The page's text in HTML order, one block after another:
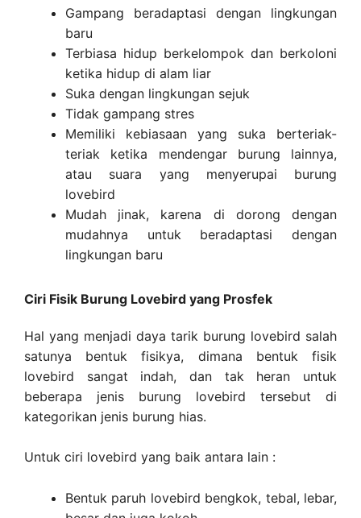
Gampang beradaptasi dengan lingkungan
baru
Terbiasa hidup berkelompok dan berkoloni
ketika hidup di alam liar
Suka dengan lingkungan sejuk
Tidak gampang stres
Memiliki kebiasaan yang suka berteriak-
teriak ketika mendengar burung lainnya,
atau suara yang menyerupai burung
lovebird
Mudah jinak, karena di dorong dengan
mudahnya untuk beradaptasi dengan
lingkungan baru
Ciri Fisik Burung Lovebird yang Prosfek
Hal yang menjadi daya tarik burung lovebird salah
satunya bentuk fisikya, dimana bentuk fisik
lovebird sangat indah, dan tak heran untuk
beberapa jenis burung lovebird tersebut di
kategorikan jenis burung hias.
Untuk ciri lovebird yang baik antara lain :
Bentuk paruh lovebird bengkok, tebal, lebar,